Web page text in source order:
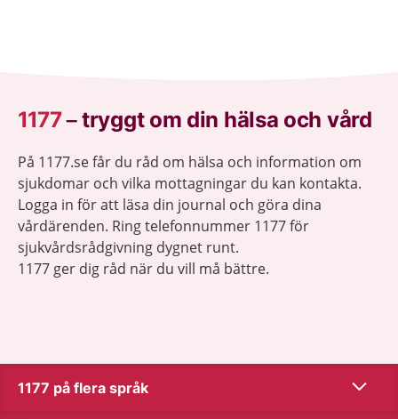
1177–tryggt om din hälsa och vård
På 1177.se får du råd om hälsa och information om
sjukdomar och vilka mottagningar du kan kontakta.
Logga in för att läsa din journal och göra dina
vårdärenden. Ring telefonnummer 1177 för
sjukvårdsrådgivning dygnet runt.
1177 ger dig råd när du vill må bättre.
1177 på flera språk Visa